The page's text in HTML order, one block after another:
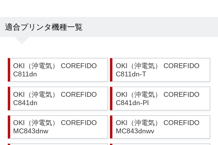
適合プリンタ機種一覧
OKI（沖電気） COREFIDO
C811dn
OKI（沖電気） COREFIDO
C811dn-T
OKI（沖電気） COREFIDO
C841dn
OKI（沖電気） COREFIDO
C841dn-PI
OKI（沖電気） COREFIDO
MC843dnw
OKI（沖電気） COREFIDO
MC843dnwv